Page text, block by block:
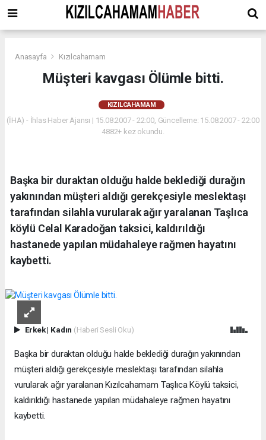
Anasayfa Kızılcahamam
Müşteri kavgası Ölümle bitti.
KIZILCAHAMAM
(İHA) - İhlas Haber Ajansı | 15.08.2007 - 22:00, Güncelleme: 15.08.2007 - 22:00
4882+ kez okundu.
Başka bir duraktan olduğu halde beklediği durağın
yakınından müşteri aldığı gerekçesiyle meslektaşı
tarafından silahla vurularak ağır yaralanan Taşlıca
köylü Celal Karadoğan taksici, kaldırıldığı
hastanede yapılan müdahaleye rağmen hayatını
kaybetti.
Erkek| Kadın (Haberi Sesli Oku)
Başka bir duraktan olduğu halde beklediği durağın yakınından
müşteri aldığı gerekçesiyle meslektaşı tarafından silahla
vurularak ağır yaralanan Kızılcahamam Taşlıca Köylü taksici,
kaldırıldığı hastanede yapılan müdahaleye rağmen hayatını
kaybetti.